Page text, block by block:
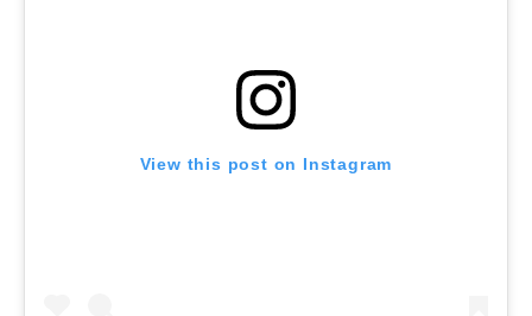
View this post on Instagram